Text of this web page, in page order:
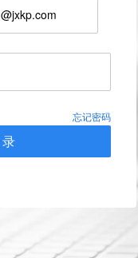
@jxkp.com
忘记密码